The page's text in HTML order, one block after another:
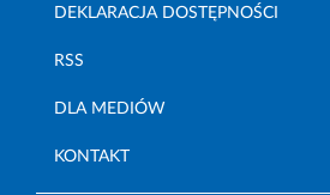
DEKLARACJA DOSTĘPNOŚCI
RSS
DLA MEDIÓW
KONTAKT